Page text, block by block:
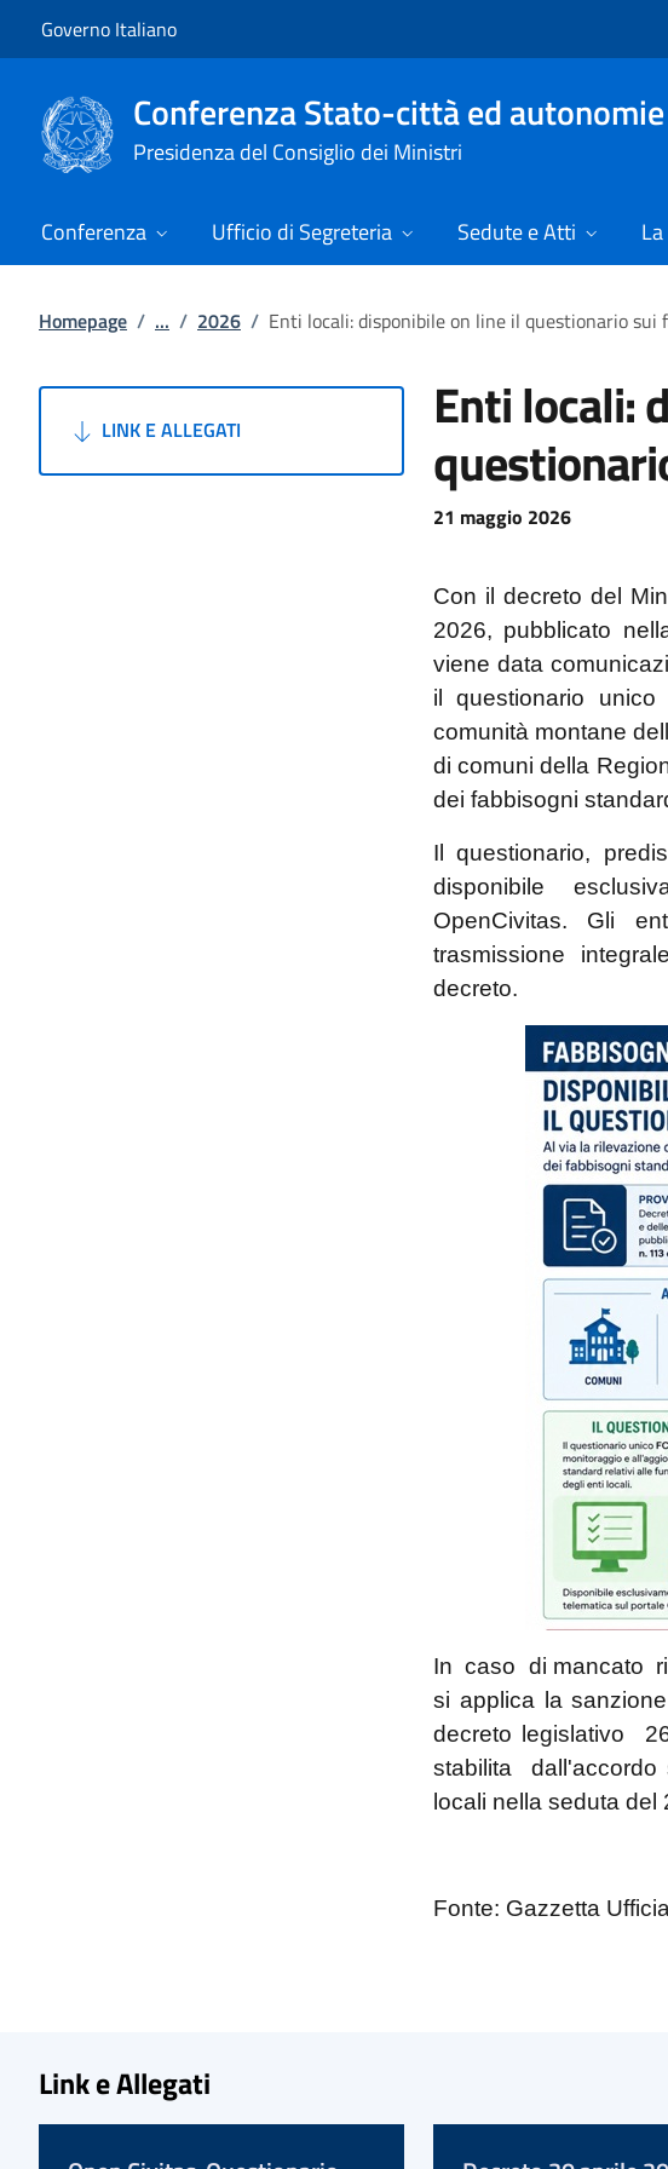
Governo Italiano
Conferenza Stato-città ed
Presidenza del Consiglio dei Ministri
Conferenza Ufficio di Segreteria Sedute e Atti
Homepage / ... / 2026 / Enti locali: disponibile on line il questionario sui
LINK E ALLEGATI Enti locali:
21 maggio 2026
Con il decreto del
2026, pubblicato
viene data
il questionario
comunità montane
di comuni della
dei fabbisogni
Il questionario,
disponibile
OpenCivitas. Gli
trasmissione
decreto.
In caso di mancato
si applica la
decreto legislativo
stabilita dall'accordo
locali nella seduta
Fonte: Gazzetta
Link e Allegati